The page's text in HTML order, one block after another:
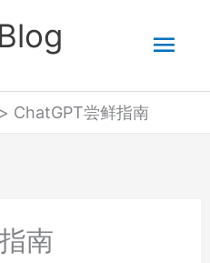
主
菜
ChatGPT尝鲜指南
南